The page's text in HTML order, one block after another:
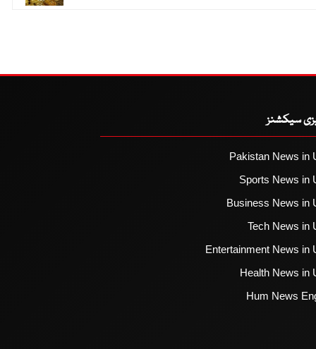
سیکشنز
Pakistan News in
Sports News in
Business News in
Tech News in
Entertainment News in
Health News in
Hum News